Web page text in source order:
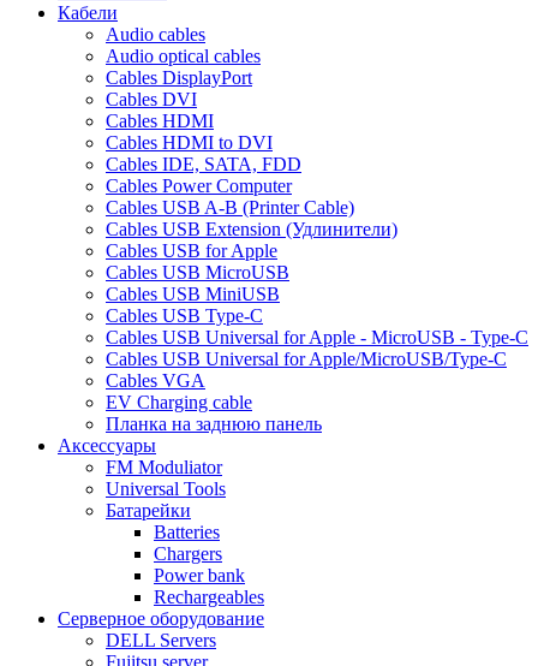
Кабели
Audio cables
Audio optical cables
Cables DisplayPort
Cables DVI
Cables HDMI
Cables HDMI to DVI
Cables IDE, SATA, FDD
Cables Power Computer
Cables USB A-B (Printer Cable)
Cables USB Extension (Удлинители)
Cables USB for Apple
Cables USB MicroUSB
Cables USB MiniUSB
Cables USB Type-C
Cables USB Universal for Apple - MicroUSB - Type-C
Cables USB Universal for Apple/MicroUSB/Type-C
Cables VGA
EV Charging cable
Планка на заднюю панель
Аксессуары
FM Moduliator
Universal Tools
Батарейки
Batteries
Chargers
Power bank
Rechargeables
Серверное оборудование
DELL Servers
Fujitsu server